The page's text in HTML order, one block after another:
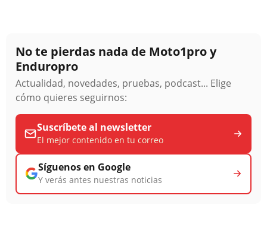
No te pierdas nada de Moto1pro y
Enduropro
Actualidad, novedades, pruebas, podcast... Elige
cómo quieres seguirnos:
Suscríbete al newsletter
El mejor contenido en tu correo
Síguenos en Google
Y verás antes nuestras noticias